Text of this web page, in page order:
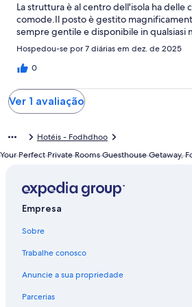
La struttura è al centro dell'isola ha delle
comode.Il posto è gestito
sempre gentile e disponibile in qualsiasi
Hospedou-se por 7 diárias em dez. de 2025
0
Ver 1 avaliação
Hotéis - Fodhdhoo
Your Perfect Private Rooms Guesthouse Getaway,
Empresa
Sobre
Trabalhe conosco
Anuncie a sua propriedade
Parcerias